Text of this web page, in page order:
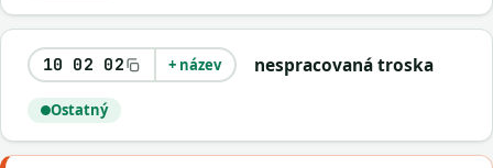
10 02 02 + název nespracovaná troska
Ostatný